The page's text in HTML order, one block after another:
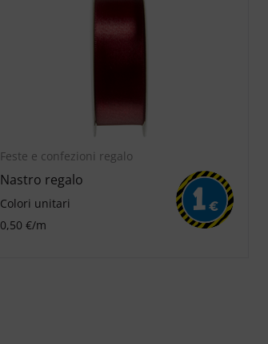
Feste e confezioni regalo
Nastro regalo
Colori unitari
0,50 €/m
1 €